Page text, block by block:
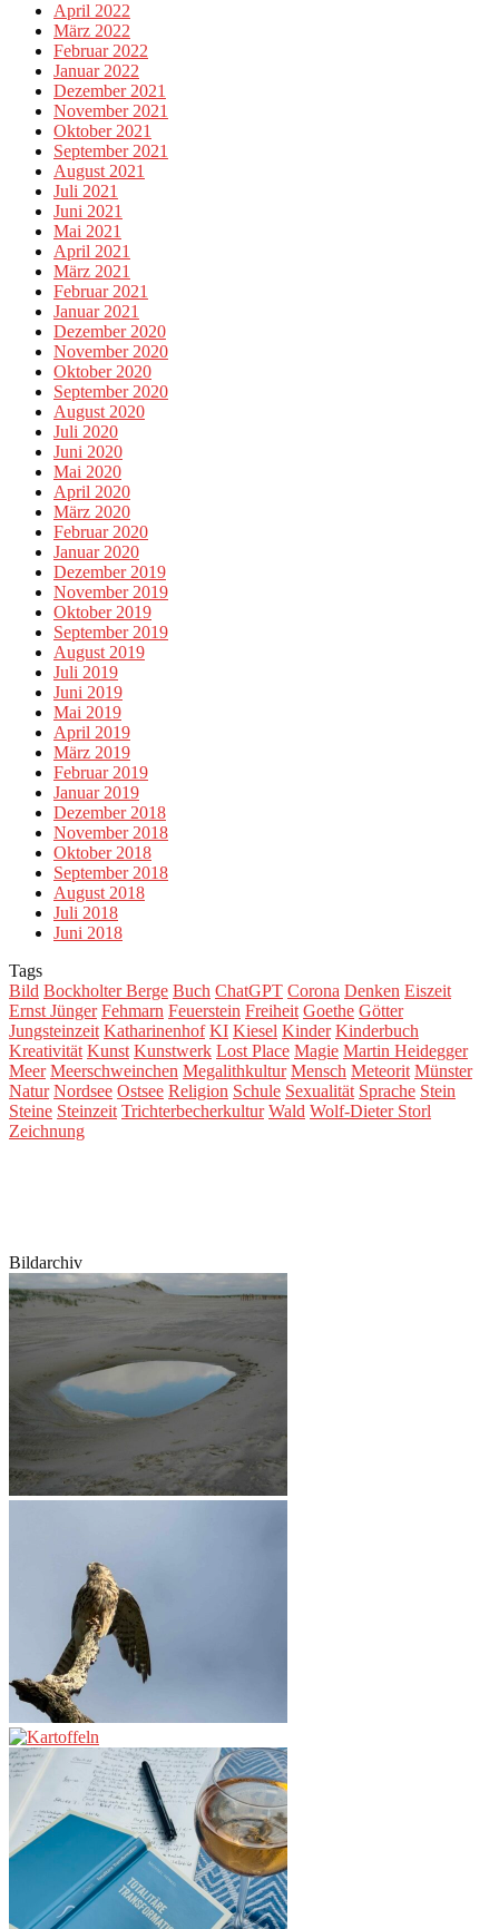
April 2022
März 2022
Februar 2022
Januar 2022
Dezember 2021
November 2021
Oktober 2021
September 2021
August 2021
Juli 2021
Juni 2021
Mai 2021
April 2021
März 2021
Februar 2021
Januar 2021
Dezember 2020
November 2020
Oktober 2020
September 2020
August 2020
Juli 2020
Juni 2020
Mai 2020
April 2020
März 2020
Februar 2020
Januar 2020
Dezember 2019
November 2019
Oktober 2019
September 2019
August 2019
Juli 2019
Juni 2019
Mai 2019
April 2019
März 2019
Februar 2019
Januar 2019
Dezember 2018
November 2018
Oktober 2018
September 2018
August 2018
Juli 2018
Juni 2018
Tags
Bild Bockholter Berge Buch ChatGPT Corona Denken Eiszeit
Ernst Jünger Fehmarn Feuerstein Freiheit Goethe Götter
Jungsteinzeit Katharinenhof KI Kiesel Kinder Kinderbuch
Kreativität Kunst Kunstwerk Lost Place Magie Martin Heidegger
Meer Meerschweinchen Megalithkultur Mensch Meteorit Münster
Natur Nordsee Ostsee Religion Schule Sexualität Sprache Stein
Steine Steinzeit Trichterbecherkultur Wald Wolf-Dieter Storl
Zeichnung
Bildarchiv